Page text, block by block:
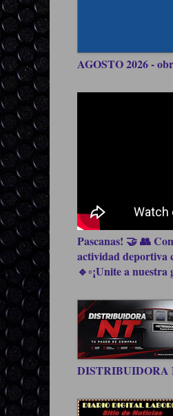
AGOSTO 2026 -
Pascanas! 🤝 👥
actividad deportiva
🔹▫️¡Unite a
DISTRIBUIDORA